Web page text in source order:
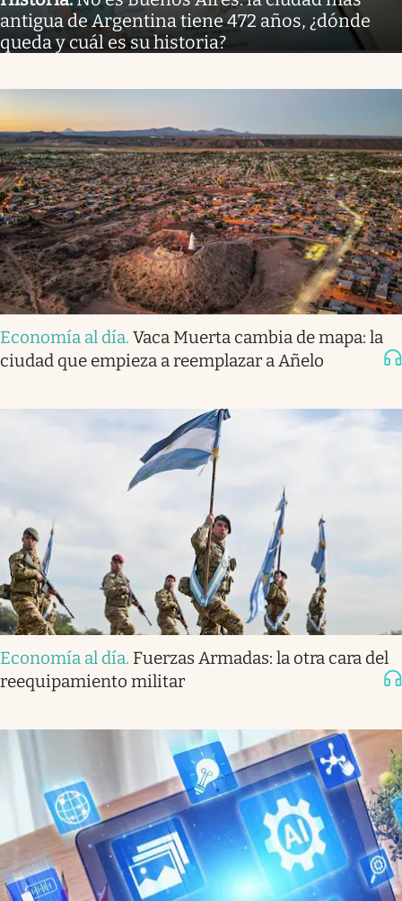
antigua de Argentina tiene 472 años, ¿dónde
queda y cuál es su historia?
Economía al día. Vaca Muerta cambia de mapa: la
ciudad que empieza a reemplazar a Añelo
Economía al día. Fuerzas Armadas: la otra cara del
reequipamiento militar